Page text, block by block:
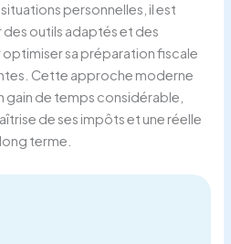
personnelles, il est
des outils adaptés et des
sa préparation fiscale
Cette approche moderne
gain de temps considérable,
de ses impôts et une réelle
terme.